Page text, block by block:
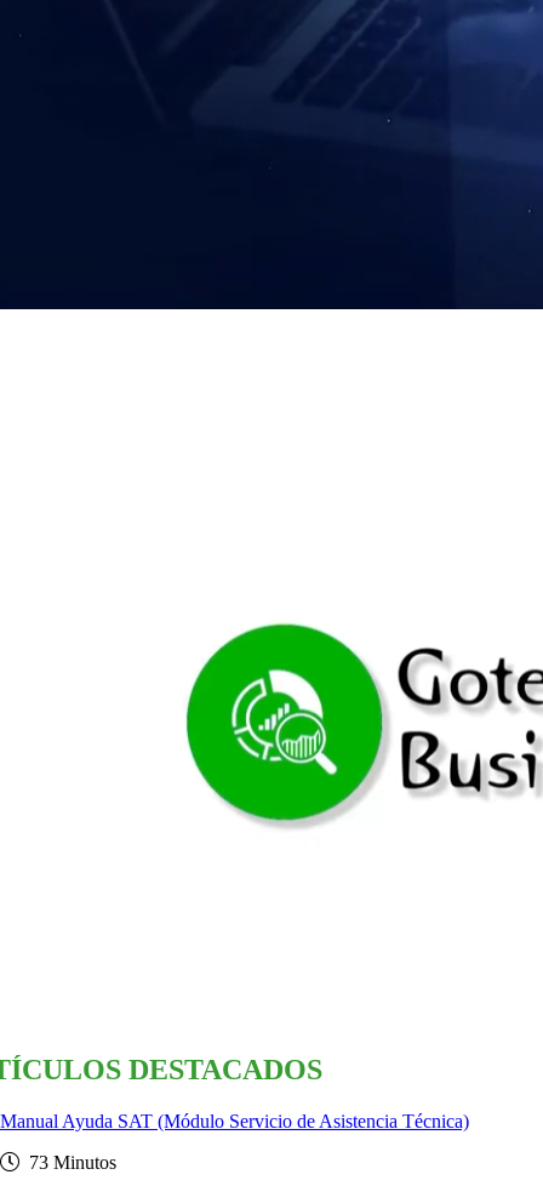
DESTACADOS
Manual Ayuda SAT (Módulo Servicio de Asistencia Técnica)
73 Minutos